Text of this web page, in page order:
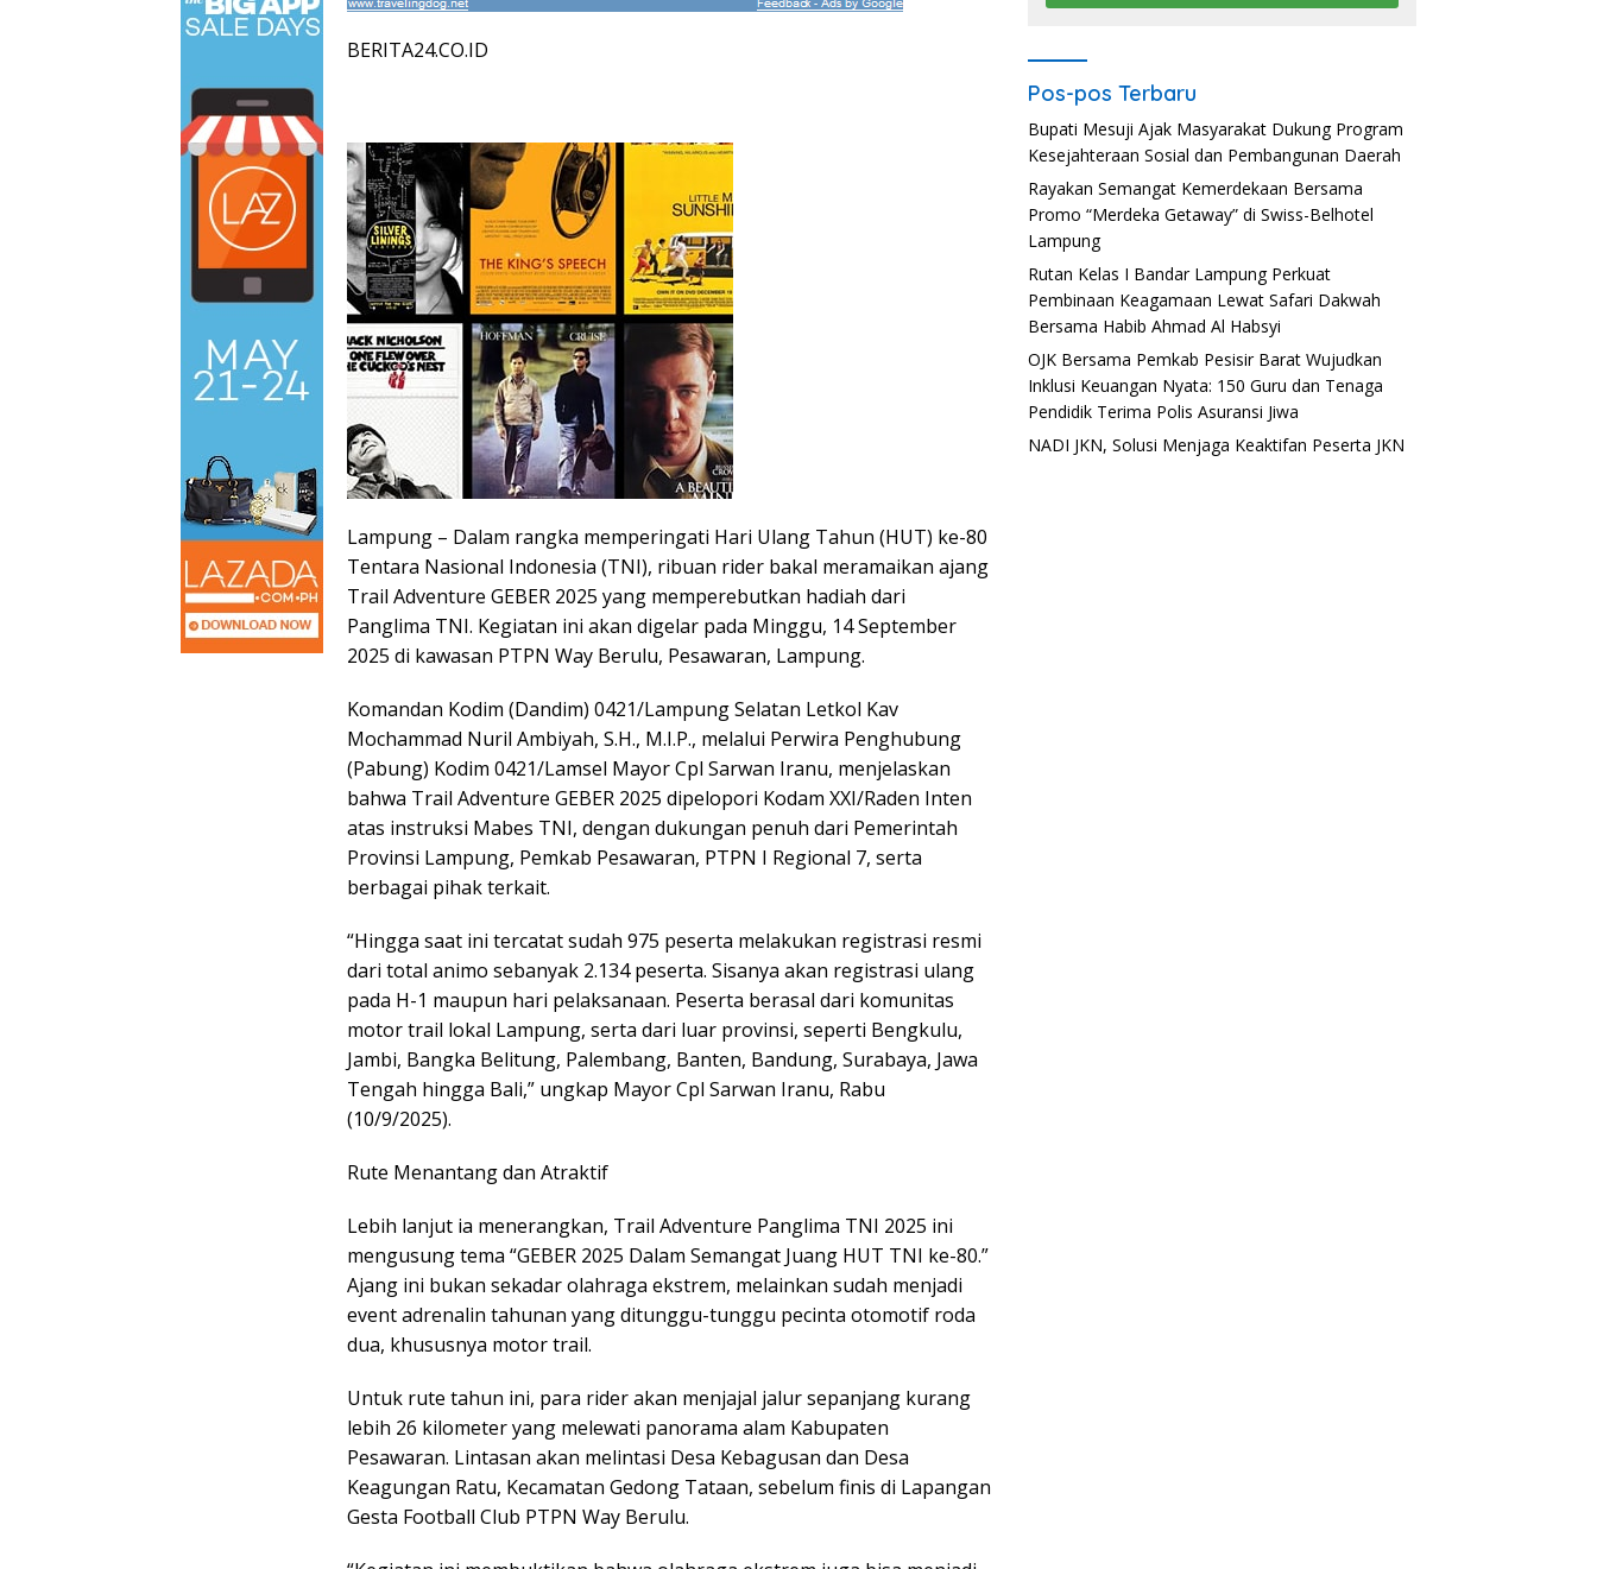
BERITA24.CO.ID
Lampung – Dalam rangka memperingati Hari Ulang Tahun (HUT) ke-80
Tentara Nasional Indonesia (TNI), ribuan rider bakal meramaikan ajang
Trail Adventure GEBER 2025 yang memperebutkan hadiah dari
Panglima TNI. Kegiatan ini akan digelar pada Minggu, 14 September
2025 di kawasan PTPN Way Berulu, Pesawaran, Lampung.
Komandan Kodim (Dandim) 0421/Lampung Selatan Letkol Kav
Mochammad Nuril Ambiyah, S.H., M.I.P., melalui Perwira Penghubung
(Pabung) Kodim 0421/Lamsel Mayor Cpl Sarwan Iranu, menjelaskan
bahwa Trail Adventure GEBER 2025 dipelopori Kodam XXI/Raden Inten
atas instruksi Mabes TNI, dengan dukungan penuh dari Pemerintah
Provinsi Lampung, Pemkab Pesawaran, PTPN I Regional 7, serta
berbagai pihak terkait.
“Hingga saat ini tercatat sudah 975 peserta melakukan registrasi resmi
dari total animo sebanyak 2.134 peserta. Sisanya akan registrasi ulang
pada H-1 maupun hari pelaksanaan. Peserta berasal dari komunitas
motor trail lokal Lampung, serta dari luar provinsi, seperti Bengkulu,
Jambi, Bangka Belitung, Palembang, Banten, Bandung, Surabaya, Jawa
Tengah hingga Bali,” ungkap Mayor Cpl Sarwan Iranu, Rabu
(10/9/2025).
Rute Menantang dan Atraktif
Lebih lanjut ia menerangkan, Trail Adventure Panglima TNI 2025 ini
mengusung tema “GEBER 2025 Dalam Semangat Juang HUT TNI ke-80.”
Ajang ini bukan sekadar olahraga ekstrem, melainkan sudah menjadi
event adrenalin tahunan yang ditunggu-tunggu pecinta otomotif roda
dua, khususnya motor trail.
Untuk rute tahun ini, para rider akan menjajal jalur sepanjang kurang
lebih 26 kilometer yang melewati panorama alam Kabupaten
Pesawaran. Lintasan akan melintasi Desa Kebagusan dan Desa
Keagungan Ratu, Kecamatan Gedong Tataan, sebelum finis di Lapangan
Gesta Football Club PTPN Way Berulu.
Pos-pos Terbaru
Bupati Mesuji Ajak Masyarakat Dukung Program
Kesejahteraan Sosial dan Pembangunan Daerah
Rayakan Semangat Kemerdekaan Bersama
Promo “Merdeka Getaway” di Swiss-Belhotel
Lampung
Rutan Kelas I Bandar Lampung Perkuat
Pembinaan Keagamaan Lewat Safari Dakwah
Bersama Habib Ahmad Al Habsyi
OJK Bersama Pemkab Pesisir Barat Wujudkan
Inklusi Keuangan Nyata: 150 Guru dan Tenaga
Pendidik Terima Polis Asuransi Jiwa
NADI JKN, Solusi Menjaga Keaktifan Peserta JKN